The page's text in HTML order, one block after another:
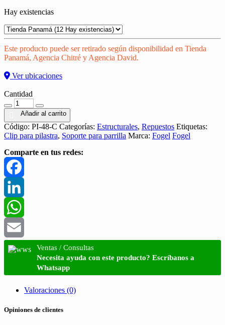
Hay existencias
Este producto puede ser retirado según disponibilidad en Tienda
Panamá, Agencia Chitré y Agencia David.
Ver ubicaciones
Cantidad
Añadir al carrito
Código: PI-48-C Categorías: Estructurales, Repuestos Etiquetas:
Clip para pilastra, Soporte para parrilla Marca: Fogel Fogel
Comparte en tus redes:
Facebook
LinkedIn
WhatsApp
Email
Ventas / Consultas
Necesita ayuda con este producto? Escríbanos a
Whatsapp
Valoraciones (0)
Opiniones de clientes